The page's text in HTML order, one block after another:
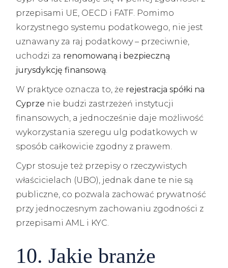
przepisami UE, OECD i FATF. Pomimo
korzystnego systemu podatkowego, nie jest
uznawany za raj podatkowy – przeciwnie,
uchodzi za renomowaną i bezpieczną
jurysdykcję finansową.
W praktyce oznacza to, że rejestracja spółki na
Cyprze nie budzi zastrzeżeń instytucji
finansowych, a jednocześnie daje możliwość
wykorzystania szeregu ulg podatkowych w
sposób całkowicie zgodny z prawem.
Cypr stosuje też przepisy o rzeczywistych
właścicielach (UBO), jednak dane te nie są
publiczne, co pozwala zachować prywatność
przy jednoczesnym zachowaniu zgodności z
przepisami AML i KYC.
10. Jakie branże